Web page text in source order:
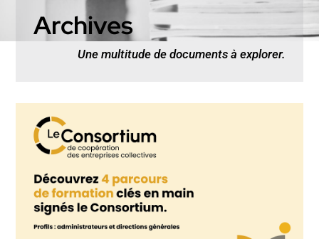
Archives
Une multitude de documents à explorer.